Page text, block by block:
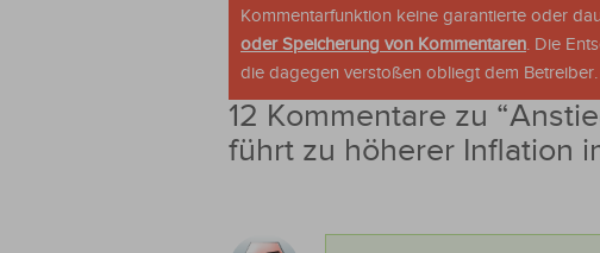
Kommentarfunktion keine garantierte oder
oder Speicherung von Kommentaren. Die
die dagegen verstoßen obliegt dem Betreiber.
12 Kommentare zu “
führt zu höherer Inflation